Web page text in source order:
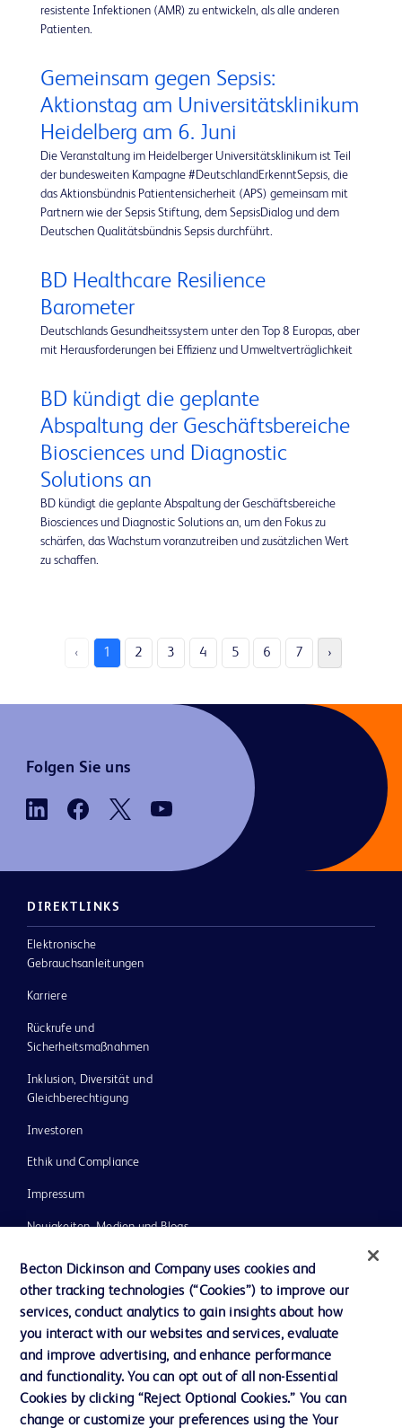
resistente Infektionen (AMR) zu entwickeln, als alle anderen
Patienten.
Gemeinsam gegen Sepsis:
Aktionstag am Universitätsklinikum
Heidelberg am 6. Juni
Die Veranstaltung im Heidelberger Universitätsklinikum ist Teil
der bundesweiten Kampagne #DeutschlandErkenntSepsis, die
das Aktionsbündnis Patientensicherheit (APS) gemeinsam mit
Partnern wie der Sepsis Stiftung, dem SepsisDialog und dem
Deutschen Qualitätsbündnis Sepsis durchführt.
BD Healthcare Resilience
Barometer
Deutschlands Gesundheitssystem unter den Top 8 Europas, aber
mit Herausforderungen bei Effizienz und Umweltverträglichkeit
BD kündigt die geplante
Abspaltung der Geschäftsbereiche
Biosciences und Diagnostic
Solutions an
BD kündigt die geplante Abspaltung der Geschäftsbereiche
Biosciences und Diagnostic Solutions an, um den Fokus zu
schärfen, das Wachstum voranzutreiben und zusätzlichen Wert
zu schaffen.
‹ 1 2 3 4 5 6 7 ›
Folgen Sie uns
DIREKTLINKS
Elektronische
Gebrauchsanleitungen
Karriere
Rückrufe und
Sicherheitsmaßnahmen
Inklusion, Diversität und
Gleichberechtigung
Investoren
Ethik und Compliance
Impressum
Neuigkeiten, Medien und Blogs
Unser Unternehmen
AGB
Kontaktieren Sie uns
Becton Dickinson and Company uses cookies and
other tracking technologies (“Cookies”) to improve our
services, conduct analytics to gain insights about how
you interact with our websites and services, evaluate
and improve advertising, and enhance performance
and functionality. You can opt out of all non-Essential
Cookies by clicking “Reject Optional Cookies.” You can
change or customize your preferences using the Your